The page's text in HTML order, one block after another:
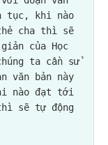
tục, khi nào
cha thì sẽ
của Học
ta cần sử
văn bản này
nào đạt tới
sẽ tự động